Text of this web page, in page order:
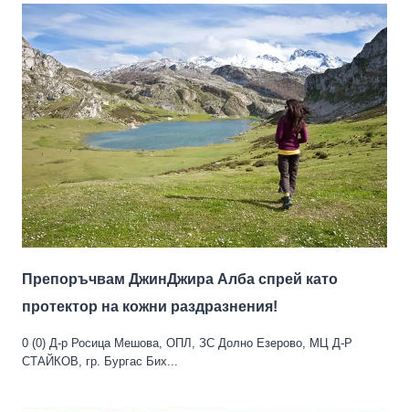
Препоръчвам ДжинДжира Алба спрей като
протектор на кожни раздразнения!
0 (0) Д-р Росица Мешова, ОПЛ, ЗС Долно Езерово, МЦ Д-Р
СТАЙКОВ, гр. Бургас Бих...